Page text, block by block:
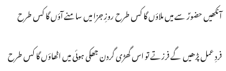
آنکھیں حضورؐ سے میں ملاؤں گا کس طرح روزِ جزا میں سامنے آؤں گا کس طرح
فردِ عمل پڑھیں گے فرزتے تو اس گھڑی گردن جھکی ہوئی میں اٹھاؤں گا کس طرح